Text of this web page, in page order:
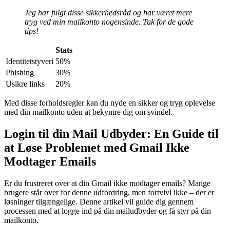
Jeg har fulgt disse sikkerhedsråd og har været mere
tryg ved min mailkonto nogensinde. Tak for de gode
tips!
Stats
Identitetstyveri 50%
Phishing
30%
Usikre links
20%
Med disse forholdsregler kan du nyde en sikker og tryg oplevelse
med din mailkonto uden at bekymre dig om svindel.
Login til din Mail Udbyder: En Guide til
at Løse Problemet med Gmail Ikke
Modtager Emails
Er du frustreret over at din Gmail ikke modtager emails? Mange
brugere står over for denne udfordring, men fortvivl ikke – der er
løsninger tilgængelige. Denne artikel vil guide dig gennem
processen med at logge ind på din mailudbyder og få styr på din
mailkonto.